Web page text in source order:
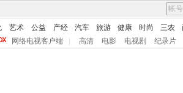
艺术 公益 产经 汽车 旅游 健康 时尚 三农
网络电视客户端 高清 电影 电视剧 纪录片